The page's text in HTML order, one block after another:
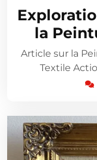
la
Article sur la
Textile